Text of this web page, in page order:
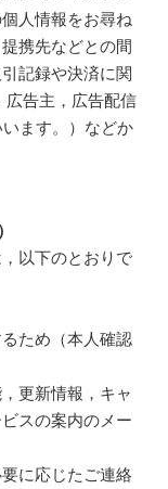
人情報をお尋ね
携先などとの間
記録や決済に関
広告主，広告配信
ます。）などか
以下のとおりで
ため（本人確認
更新情報，キャ
スの案内のメー
に応じたご連絡